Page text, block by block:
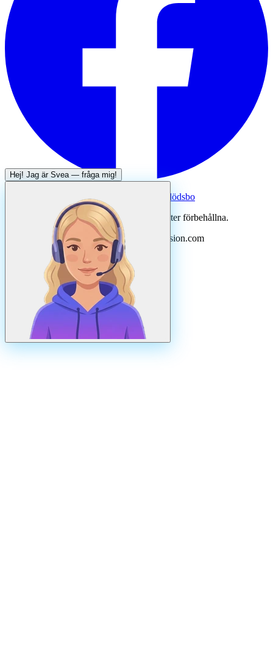
Dödsboofferter — hjälp med dödsbo
Svenska Hantverkare. Alla rättigheter förbehållna.
Uppdateradaugusti 2026· Drivs av N3ovision.com
Hej! Jag är Svea — fråga mig!